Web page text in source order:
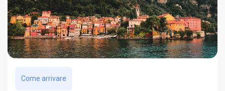
Come arrivare